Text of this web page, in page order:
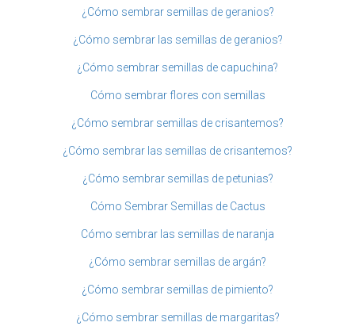
¿Cómo sembrar semillas de geranios?
¿Cómo sembrar las semillas de geranios?
¿Cómo sembrar semillas de capuchina?
Cómo sembrar flores con semillas
¿Cómo sembrar semillas de crisantemos?
¿Cómo sembrar las semillas de crisantemos?
¿Cómo sembrar semillas de petunias?
Cómo Sembrar Semillas de Cactus
Cómo sembrar las semillas de naranja
¿Cómo sembrar semillas de argán?
¿Cómo sembrar semillas de pimiento?
¿Cómo sembrar semillas de margaritas?